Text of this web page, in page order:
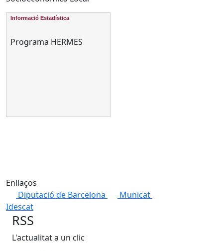
Informació Estadística
Programa HERMES
Enllaços
Diputació de Barcelona
Municat
Idescat
RSS
L'actualitat a un clic